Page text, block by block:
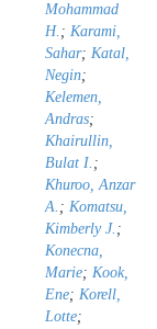
Mohammad
H. ; Karami,
Sahar; Katal,
Negin;
Kelemen,
Andras;
Khairullin,
Bulat I. ;
Khuroo, Anzar
A. ; Komatsu,
Kimberly J. ;
Konecna,
Marie; Kook,
Ene; Korell,
Lotte;